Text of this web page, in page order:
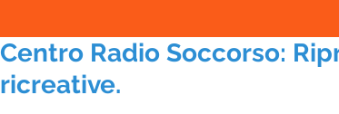
Centro Radio Soccorso:
ricreative.